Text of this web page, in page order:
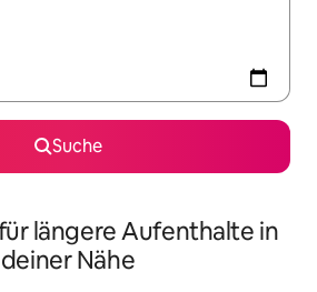
Suche
längere Aufenthalte in
deiner Nähe